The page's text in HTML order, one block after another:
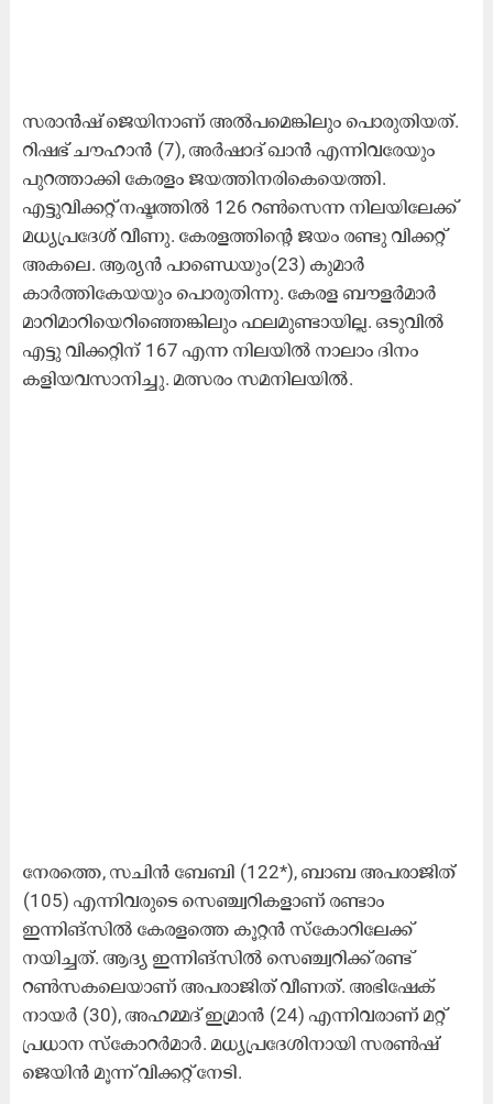
സരാന്‍ഷ് ജെയിനാണ് അല്‍പമെങ്കിലും പൊരുതിയത്.
റിഷഭ് ചൗഹാന്‍ (7), അര്‍ഷാദ് ഖാന്‍ എന്നിവരേയും
പുറത്താക്കി കേരളം ജയത്തിനരികെയെത്തി.
എട്ടുവിക്കറ്റ് നഷ്ടത്തില്‍ 126 റണ്‍സെന്ന നിലയിലേക്ക്
മധ്യപ്രദേശ് വീണു. കേരളത്തിന്‍റെ ജയം രണ്ടു വിക്കറ്റ്
അകലെ. ആര്യൻ പാണ്ഡെയും(23) കുമാർ
കാർത്തികേയയും പൊരുതിന്നു. കേരള ബൗളർമാർ
മാറിമാറിയെറിഞ്ഞെങ്കിലും ഫലമുണ്ടായില്ല. ഒടുവിൽ
എട്ടു വിക്കറ്റിന് 167 എന്ന നിലയിൽ നാലാം ദിനം
കളിയവസാനിച്ചു. മത്സരം സമനിലയിൽ.
നേരത്തെ, സചിന്‍ ബേബി (122*), ബാബ അപരാജിത്
(105) എന്നിവരുടെ സെഞ്ച്വറികളാണ് രണ്ടാം
ഇന്നിങ്സിൽ കേരളത്തെ കൂറ്റന്‍ സ്‌കോറിലേക്ക്
നയിച്ചത്. ആദ്യ ഇന്നിങ്സിൽ സെഞ്ച്വറിക്ക് രണ്ട്
റൺസകലെയാണ് അപരാജിത് വീണത്. അഭിഷേക്
നായർ (30), അഹമ്മദ് ഇമ്രാൻ (24) എന്നിവരാണ് മറ്റ്
പ്രധാന സ്കോറർമാർ. മധ്യപ്രദേശിനായി സരൺഷ്
ജെയിൻ മൂന്ന് വിക്കറ്റ് നേടി.